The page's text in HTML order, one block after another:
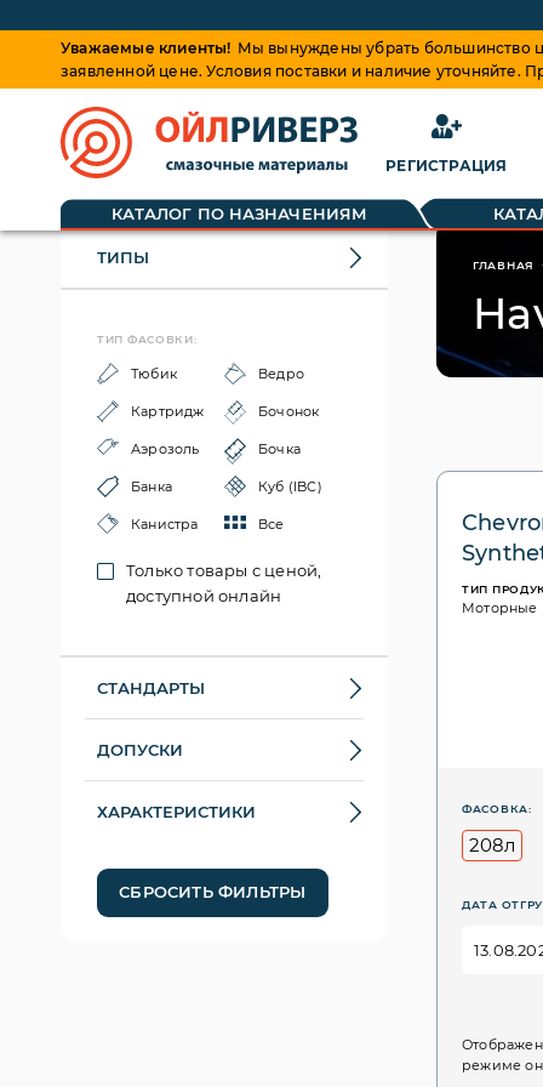
Уважаемые клиенты! Мы вынуждены убрать большинство
заявленной цене. Условия поставки и наличие
РЕГИСТРАЦИЯ
КАТАЛОГ ПО НАЗНАЧЕНИЯМ
ТИПЫ
ТИП ФАСОВКИ:
Тюбик Ведро
Картридж Бочонок
Аэрозоль Бочка
Банка Куб (IBC)
Канистра Все
Только товары с ценой,
доступной онлайн
СТАНДАРТЫ
ДОПУСКИ
ХАРАКТЕРИСТИКИ
СБРОСИТЬ ФИЛЬТРЫ
ГЛАВНАЯ
ТИП
Моторные
ФАСОВКА:
208л
ДАТА
режиме